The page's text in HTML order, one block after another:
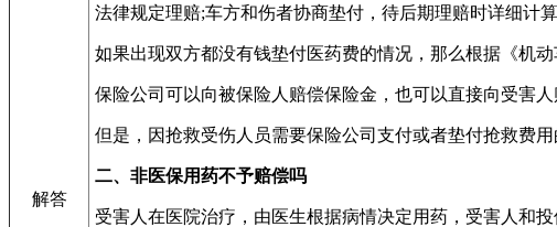
解答
法律规定理赔;车方和伤者协商垫付，待后期理赔时详细计算
如果出现双方都没有钱垫付医药费的情况，那么根据《机
保险公司可以向被保险人赔偿保险金，也可以直接向受害人
但是，因抢救受伤人员需要保险公司支付或者垫付抢救费
二、非医保用药不予赔偿吗
受害人在医院治疗，由医生根据病情决定用药，受害人和